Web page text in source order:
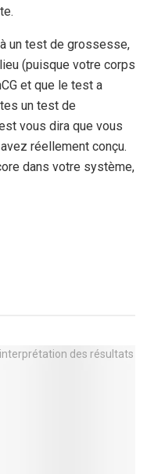
un test de grossesse,
(puisque votre corps
et que le test a
un test de
vous dira que vous
réellement conçu.
dans votre système,